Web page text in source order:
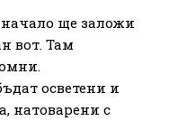
начало ще заложи
вот. Там
осветени и
натоварени с